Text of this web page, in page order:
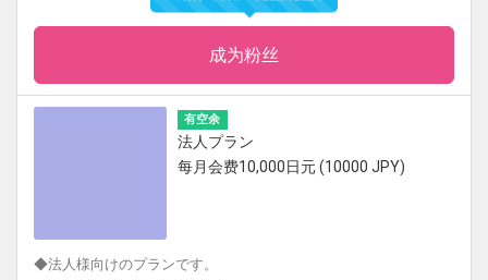
成为粉丝
有空余
法人プラン
每月会费10,000日元 (10000 JPY)
◆法人様向けのプランです。